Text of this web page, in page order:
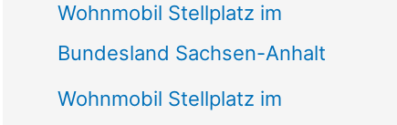
Wohnmobil Stellplatz im
Bundesland Sachsen-Anhalt
Wohnmobil Stellplatz im